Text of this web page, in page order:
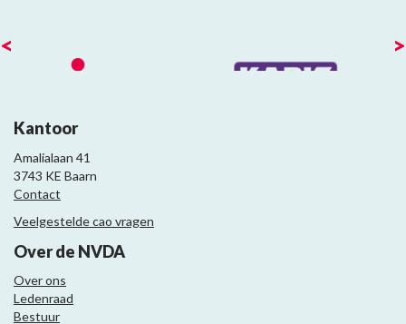
< >
Kantoor
Amalialaan 41
3743 KE Baarn
Contact
Veelgestelde cao vragen
Over de NVDA
Over ons
Ledenraad
Bestuur